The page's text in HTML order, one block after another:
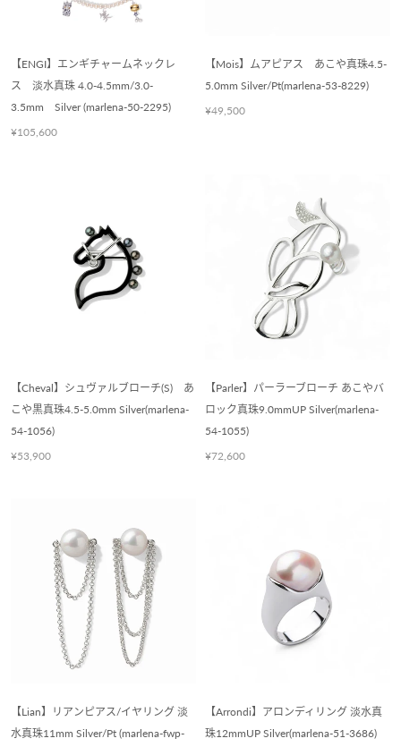
【ENGI】エンギチャームネックレ
ス 淡水真珠 4.0-4.5mm/3.0-
3.5mm Silver (marlena-50-2295)
¥105,600
【Mois】ムアピアス あこや真珠4.5-
5.0mm Silver/Pt(marlena-53-8229)
¥49,500
【Cheval】シュヴァルブローチ(S) あ
こや黒真珠4.5-5.0mm Silver(marlena-
54-1056)
¥53,900
【Parler】パーラーブローチ あこやバ
ロック真珠9.0mmUP Silver(marlena-
54-1055)
¥72,600
【Lian】リアンピアス/イヤリング 淡
水真珠11mm Silver/Pt (marlena-fwp-
【Arrondi】アロンディリング 淡水真
珠12mmUP Silver(marlena-51-3686)